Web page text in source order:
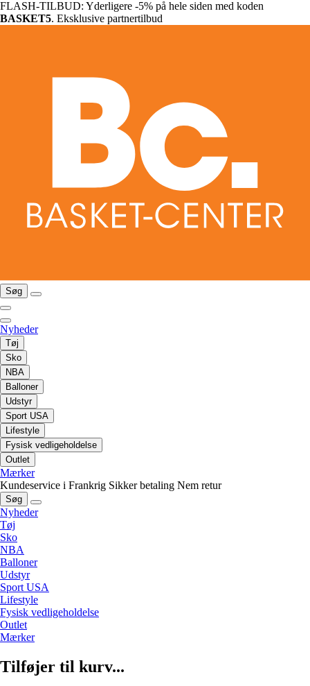
FLASH-TILBUD: Yderligere -5% på hele siden med koden
BASKET5. Eksklusive partnertilbud
Søg
Nyheder
Tøj
Sko
NBA
Balloner
Udstyr
Sport USA
Lifestyle
Fysisk vedligeholdelse
Outlet
Mærker
Kundeservice i Frankrig Sikker betaling Nem retur
Søg
Nyheder
Tøj
Sko
NBA
Balloner
Udstyr
Sport USA
Lifestyle
Fysisk vedligeholdelse
Outlet
Mærker
Tilføjer til kurv...